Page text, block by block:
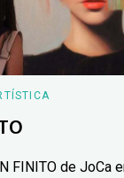
FINITO de JoCa